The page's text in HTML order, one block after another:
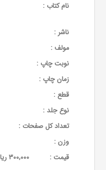
نام کتاب :
ناشر :
مولف :
نوبت چاپ :
زمان چاپ :
قطع :
نوع جلد :
تعداد کل صفحات :
وزن :
قيمت :
300,000 ریال